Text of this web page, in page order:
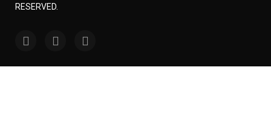
RESERVED.